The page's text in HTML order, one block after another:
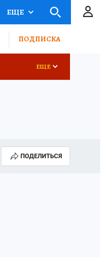
ЕЩЕ
ПОДПИСКА
ЕЩЕ
ПОДЕЛИТЬСЯ